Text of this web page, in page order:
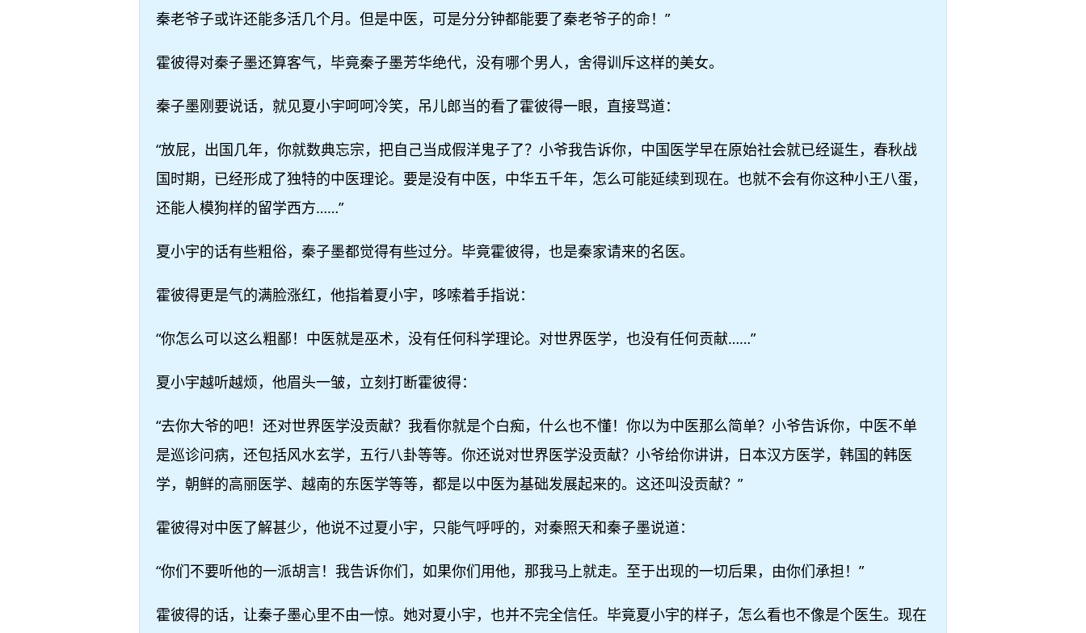
秦老爷子或许还能多活几个月。但是中医，可是分分钟都能要了秦老爷子的命！”
霍彼得对秦子墨还算客气，毕竟秦子墨芳华绝代，没有哪个男人，舍得训斥这样的美女。
秦子墨刚要说话，就见夏小宇呵呵冷笑，吊儿郎当的看了霍彼得一眼，直接骂道：
“放屁，出国几年，你就数典忘宗，把自己当成假洋鬼子了？小爷我告诉你，中国医学早在原始社会就已经诞生，春秋战
国时期，已经形成了独特的中医理论。要是没有中医，中华五千年，怎么可能延续到现在。也就不会有你这种小王八蛋，
还能人模狗样的留学西方……”
夏小宇的话有些粗俗，秦子墨都觉得有些过分。毕竟霍彼得，也是秦家请来的名医。
霍彼得更是气的满脸涨红，他指着夏小宇，哆嗦着手指说：
“你怎么可以这么粗鄙！中医就是巫术，没有任何科学理论。对世界医学，也没有任何贡献……”
夏小宇越听越烦，他眉头一皱，立刻打断霍彼得：
“去你大爷的吧！还对世界医学没贡献？我看你就是个白痴，什么也不懂！你以为中医那么简单？小爷告诉你，中医不单
是巡诊问病，还包括风水玄学，五行八卦等等。你还说对世界医学没贡献？小爷给你讲讲，日本汉方医学，韩国的韩医
学，朝鲜的高丽医学、越南的东医学等等，都是以中医为基础发展起来的。这还叫没贡献？”
霍彼得对中医了解甚少，他说不过夏小宇，只能气呼呼的，对秦照天和秦子墨说道：
“你们不要听他的一派胡言！我告诉你们，如果你们用他，那我马上就走。至于出现的一切后果，由你们承担！”
霍彼得的话，让秦子墨心里不由一惊。她对夏小宇，也并不完全信任。毕竟夏小宇的样子，怎么看也不像是个医生。现在